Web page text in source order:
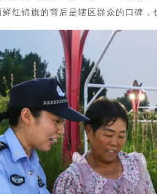
红锦旗的背后是辖区群众的口碑，